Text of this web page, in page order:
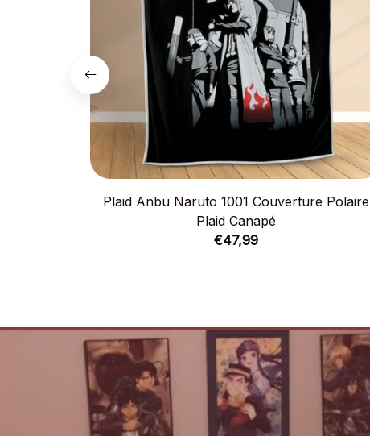
Plaid Anbu Naruto 1001 Couverture Polaire
Plaid Canapé
€47,99